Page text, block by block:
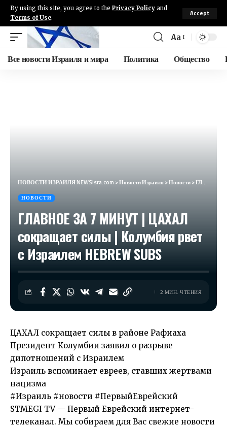
By using this site, you agree to the Privacy Policy and
Terms of Use.
Accept
Aa
Все новости Израиля и мира Политика Общество
НОВОСТИ ИЗРАИЛЯ NEWSisra.com >Новости Израиля>Новости>ГЛАВНОЕ ЗА 7 МИНУТ | ЦАХАЛ сокращает силы | Колумбия рвет с Израилем HEBREW SUBS
НОВОСТИ
ГЛАВНОЕ ЗА 7 МИНУТ | ЦАХАЛ
сокращает силы | Колумбия рвет
с Израилем HEBREW SUBS
2 МИН. ЧТЕНИЯ
ЦАХАЛ сокращает силы в районе Рафиаха
Президент Колумбии заявил о разрыве
дипотношений с Израилем
Израиль вспоминает евреев, ставших жертвами
нацизма
#Израиль #новости #ПервыйЕврейский
STMEGI TV — Первый Еврейский интернет-
телеканал. Мы собираем для Вас свежие новости